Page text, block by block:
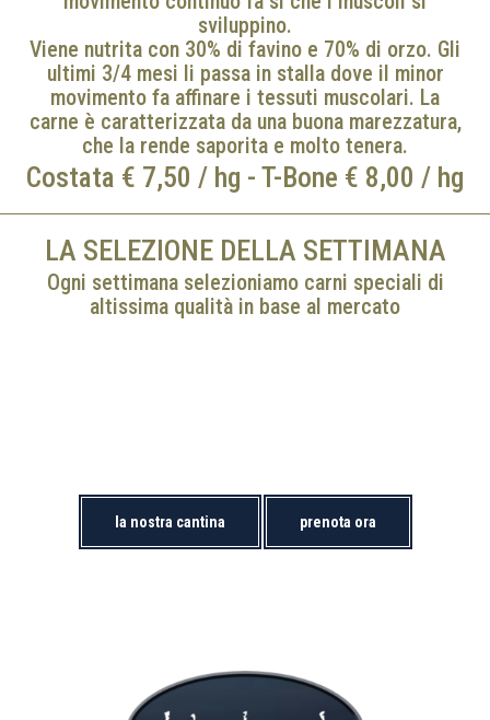
sviluppino.
Viene nutrita con 30% di favino e 70% di orzo. Gli
ultimi 3/4 mesi li passa in stalla dove il minor
movimento fa affinare i tessuti muscolari. La
carne è caratterizzata da una buona marezzatura,
che la rende saporita e molto tenera.
Costata € 7,50 / hg - T-Bone € 8,00 / hg
LA SELEZIONE DELLA SETTIMANA
Ogni settimana selezioniamo carni speciali di
altissima qualità in base al mercato
la nostra cantina prenota ora